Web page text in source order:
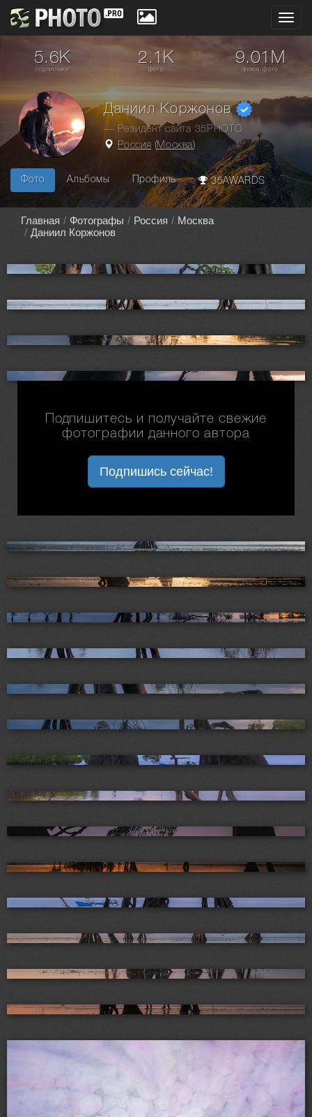
5.6K
подписчики
2.1K
фото
9.01M
просм. фото
Даниил Коржонов
— Резидент сайта 35PHOTO
Россия (Москва)
Фото Альбомы Профиль 35AWARDS
Главная Фотографы Россия
Москва
Даниил Коржонов
Подпишитесь и получайте свежие
фотографии данного автора
Подпишись сейчас!